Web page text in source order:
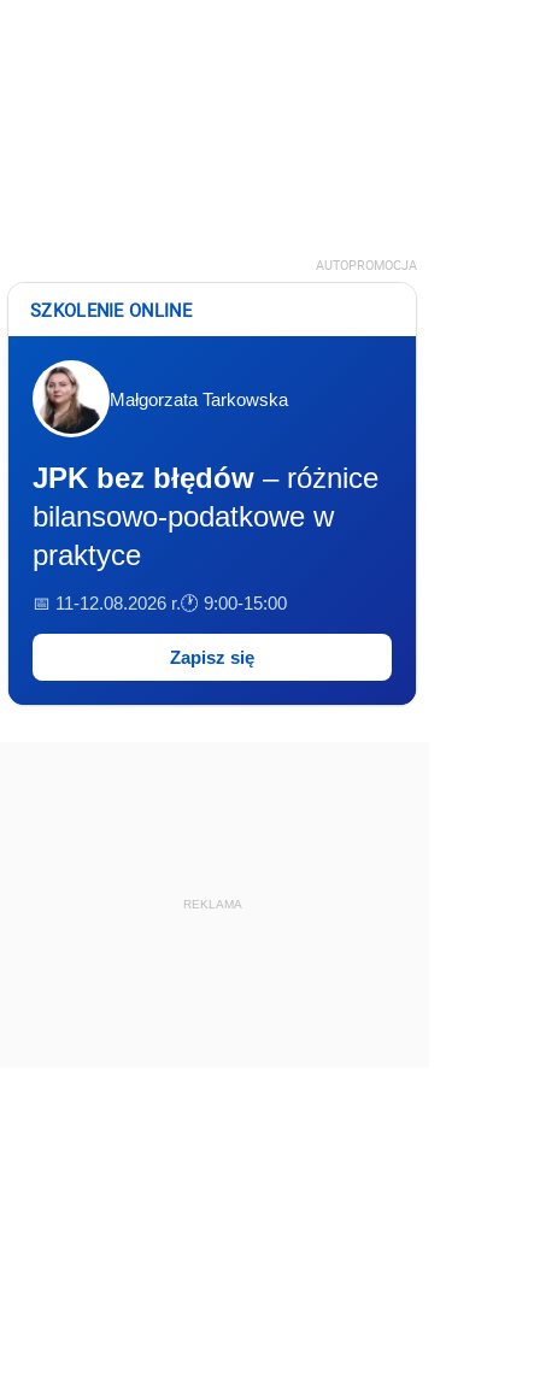
AUTOPROMOCJA
SZKOLENIE ONLINE
Małgorzata Tarkowska
JPK bez błędów – różnice
bilansowo-podatkowe w
praktyce
📅 11-12.08.2026 r.🕐 9:00-15:00
Zapisz się
REKLAMA